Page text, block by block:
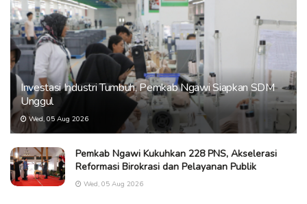
Investasi Industri Tumbuh, Pemkab Ngawi Siapkan SDM
Unggul
Wed, 05 Aug 2026
Pemkab Ngawi Kukuhkan 228 PNS, Akselerasi
Reformasi Birokrasi dan Pelayanan Publik
Wed, 05 Aug 2026